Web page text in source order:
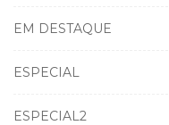
EM DESTAQUE
ESPECIAL
ESPECIAL2